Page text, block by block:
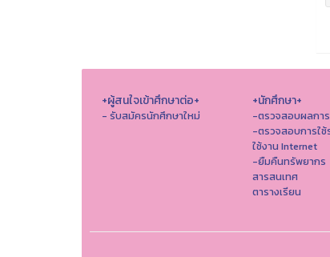
+ผู้สนใจเข้าศึกษาต่อ+
- รับสมัครนักศึกษาใหม่
+นักศึกษา+
-ตรวจสอบผลกา
-ตรวจสอบการใช้
ใช้งาน Internet
-ยืมคืนทรัพยากร
สารสนเทศ
ตารางเรียน